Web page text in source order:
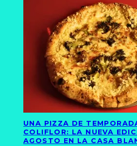
UNA PIZZA DE
COLIFLOR: LA NUEVA
AGOSTO EN LA CASA